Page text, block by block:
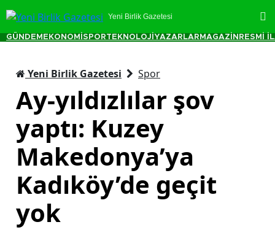
Yeni Birlik Gazetesi
GÜNDEM EKONOMİ SPORTEKNOLOJİ YAZARLAR MAGAZİN RESMİ
Yeni Birlik Gazetesi Spor
Ay-yıldızlılar şov
yaptı: Kuzey
Makedonya’ya
Kadıköy’de geçit
yok